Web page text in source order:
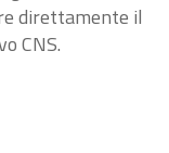
direttamente il
CNS.